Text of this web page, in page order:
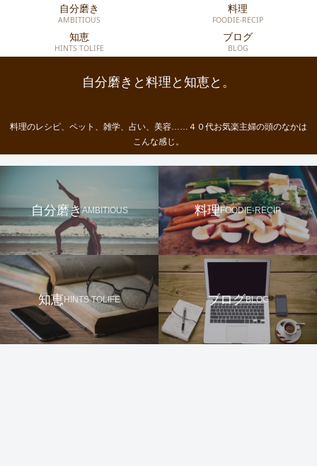
自分磨きと料理と知恵と。
料理のレシピ、ペット、雑学、占い、美容……４０代お気楽主婦の頭のなかは
こんな感じ。
自分磨き
AMBITIOUS
料理
FOODIE-RECIP
知恵
HINTS TOLIFE
ブログ
BLOG
自分磨きAMBITIOUS 料理FOODIE-RECIP
知恵HINTS TOLIFE ブログBLOG